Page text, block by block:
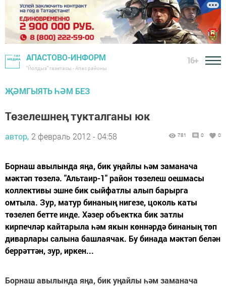
АПАСТОВО-ИНФОРМ
"Йолдыз" газетасы - Апас районы
16+
ҖӘМГЫЯТЬ ҺӘМ БЕЗ
Төзелешнең тукталганы юк
автор, 2 февраль 2012 - 04:58 781 0 0
Борнаш авылында яңа, бик уңайлы һәм заманача
мәктәп төзелә. "Альтаир-1" район төзелеш оешмасы
коллективы эшне бик сыйфатлы алып барырга
омтыла. Зур, матур бинаның нигезе, цоколь каты
төзелеп бетте инде. Хәзер объектка бик затлы
кирпечләр кайтарыла һәм якын көннәрдә бинаның төп
диварлары салына башлаячак. Бу бинада мәктәп белән
беррәттән, зур, иркен...
Борнаш авылында яңа, бик уңайлы һәм заманача